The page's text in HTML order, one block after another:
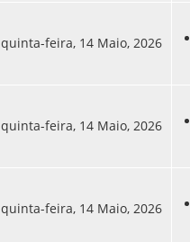
quinta-feira, 14 Maio, 2026
quinta-feira, 14 Maio, 2026
quinta-feira, 14 Maio, 2026